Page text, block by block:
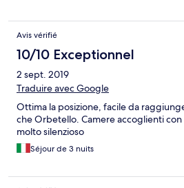
Avis vérifié
10/10 Exceptionnel
2 sept. 2019
Traduire avec Google
Ottima la posizione, facile da
che Orbetello. Camere accoglienti
molto silenzioso
Séjour de 3 nuits